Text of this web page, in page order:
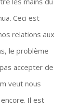
Ceci est
relations aux
le problème
accepter de
veut nous
Il est